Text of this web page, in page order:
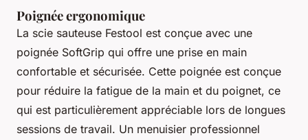
Poignée ergonomique
La scie sauteuse Festool est conçue avec une
poignée SoftGrip qui offre une prise en main
confortable et sécurisée. Cette poignée est conçue
pour réduire la fatigue de la main et du poignet, ce
qui est particulièrement appréciable lors de longues
sessions de travail. Un menuisier professionnel